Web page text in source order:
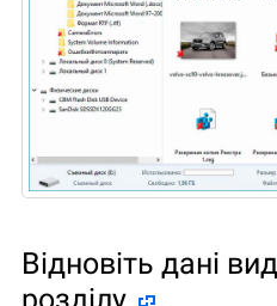
Відновіть дані